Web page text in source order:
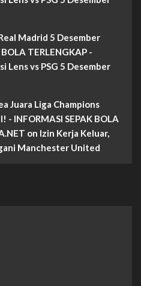
Madrid 5 Desember
TERLENGKAP -
Lens vs PSG 5 Desember
Juara Liga Champions
- INFORMASI SEPAK BOLA
on Izin Kerja Keluar,
Manchester United